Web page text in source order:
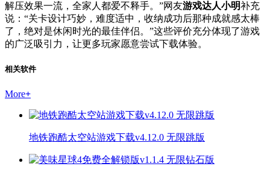
解压效果一流，全家人都爱不释手。”网友游戏达人小明补充
说：“关卡设计巧妙，难度适中，收纳成功后那种成就感太棒
了，绝对是休闲时光的最佳伴侣。”这些评价充分体现了游戏
的广泛吸引力，让更多玩家愿意尝试下载体验。
相关软件
More+
地铁跑酷太空站游戏下载v4.12.0 无限跳版